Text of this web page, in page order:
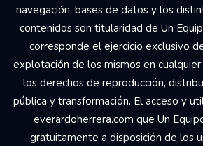
navegación, bases de datos y los
contenidos son titularidad de Un
corresponde el ejercicio exclusivo
explotación de los mismos en
los derechos de reproducción,
pública y transformación. El acceso y
everardoherrera.com que Un
gratuitamente a disposición de los